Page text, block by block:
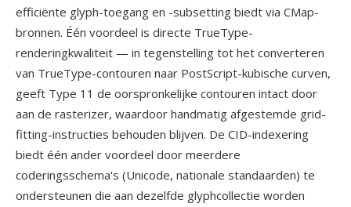
efficiënte glyph-toegang en -subsetting biedt via CMap-
bronnen. Één voordeel is directe TrueType-
renderingkwaliteit — in tegenstelling tot het converteren
van TrueType-contouren naar PostScript-kubische curven,
geeft Type 11 de oorspronkelijke contouren intact door
aan de rasterizer, waardoor handmatig afgestemde grid-
fitting-instructies behouden blijven. De CID-indexering
biedt één ander voordeel door meerdere
coderingsschema's (Unicode, nationale standaarden) te
ondersteunen die aan dezelfde glyphcollectie worden